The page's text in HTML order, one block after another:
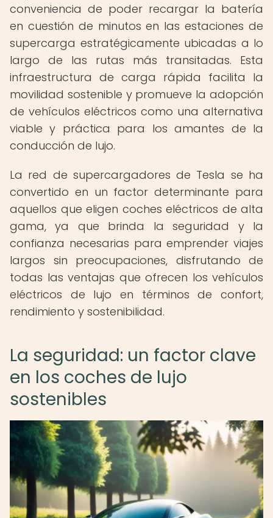
conveniencia de poder recargar la batería
en cuestión de minutos en las estaciones de
supercarga estratégicamente ubicadas a lo
largo de las rutas más transitadas. Esta
infraestructura de carga rápida facilita la
movilidad sostenible y promueve la adopción
de vehículos eléctricos como una alternativa
viable y práctica para los amantes de la
conducción de lujo.
La red de supercargadores de Tesla se ha
convertido en un factor determinante para
aquellos que eligen coches eléctricos de alta
gama, ya que brinda la seguridad y la
confianza necesarias para emprender viajes
largos sin preocupaciones, disfrutando de
todas las ventajas que ofrecen los vehículos
eléctricos de lujo en términos de confort,
rendimiento y sostenibilidad.
La seguridad: un factor clave
en los coches de lujo
sostenibles